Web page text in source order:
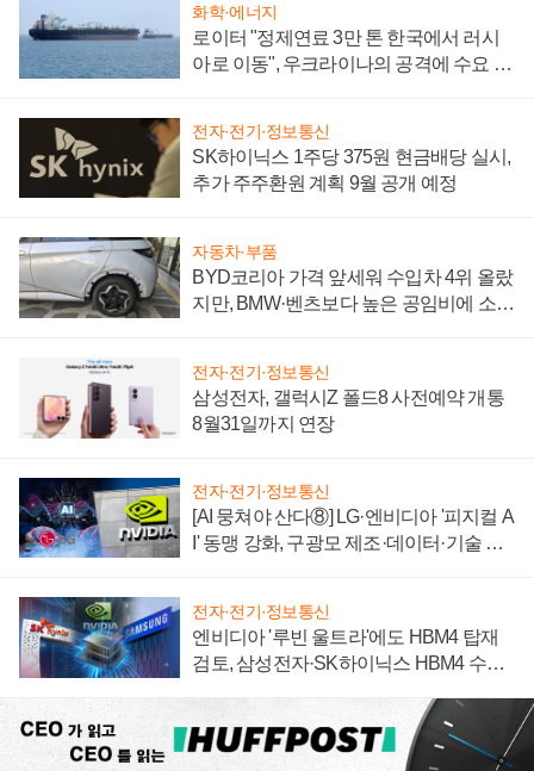
화학·에너지
로이터 "정제연료 3만 톤 한국에서 러시
아로 이동", 우크라이나의 공격에 수요 늘
전자·전기·정보통신
SK하이닉스 1주당 375원 현금배당 실시,
추가 주주환원 계획 9월 공개 예정
자동차·부품
BYD코리아 가격 앞세워 수입차 4위 올랐
지만, BMW·벤츠보다 높은 공임비에 소비
전자·전기·정보통신
삼성전자, 갤럭시Z 폴드8 사전예약 개통
8월31일까지 연장
전자·전기·정보통신
[AI 뭉쳐야 산다⑧] LG·엔비디아 '피지컬 A
I' 동맹 강화, 구광모 제조·데이터·기술 결
전자·전기·정보통신
엔비디아 '루빈 울트라'에도 HBM4 탑재
검토, 삼성전자·SK하이닉스 HBM4 수율